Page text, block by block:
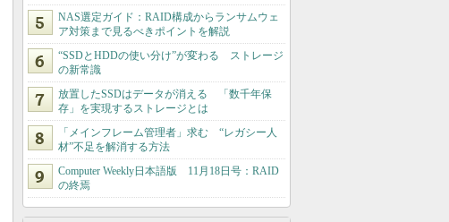
NAS選定ガイド：RAID構成からランサムウェ
ア対策まで見るべきポイントを解説
“SSDとHDDの使い分け”が変わる ストレージ
の新常識
放置したSSDはデータが消える 「数千年保
存」を実現するストレージとは
「メインフレーム管理者」求む “レガシー人
材”不足を解消する方法
Computer Weekly日本語版 11月18日号：RAID
の終焉